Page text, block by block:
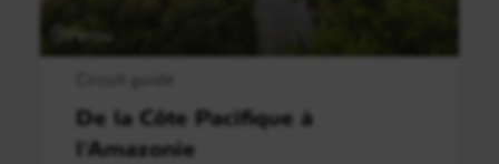
Pérou
De la Côte Pacifique à
l'Amazonie